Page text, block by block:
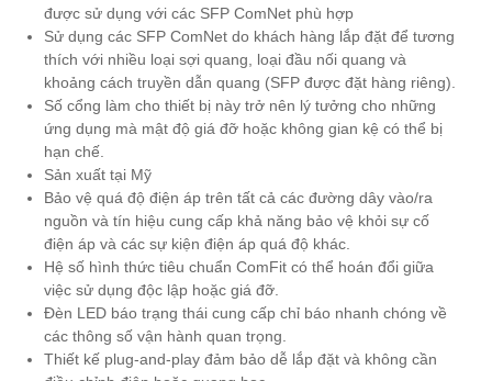
được sử dụng với các SFP ComNet phù hợp
Sử dụng các SFP ComNet do khách hàng lắp đặt để tương
thích với nhiều loại sợi quang, loại đầu nối quang và
khoảng cách truyền dẫn quang (SFP được đặt hàng riêng).
Số cổng làm cho thiết bị này trở nên lý tưởng cho những
ứng dụng mà mật độ giá đỡ hoặc không gian kệ có thể bị
hạn chế.
Sản xuất tại Mỹ
Bảo vệ quá độ điện áp trên tất cả các đường dây vào/ra
nguồn và tín hiệu cung cấp khả năng bảo vệ khỏi sự cố
điện áp và các sự kiện điện áp quá độ khác.
Hệ số hình thức tiêu chuẩn ComFit có thể hoán đổi giữa
việc sử dụng độc lập hoặc giá đỡ.
Đèn LED báo trạng thái cung cấp chỉ báo nhanh chóng về
các thông số vận hành quan trọng.
Thiết kế plug-and-play đảm bảo dễ lắp đặt và không cần